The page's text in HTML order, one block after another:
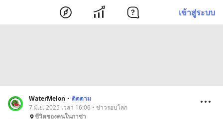
เข้าสู่ระบบ
WaterMelon • ติดตาม
7 มิ.ย. 2025 เวลา 16:06 • ข่าวรอบโลก
ชีวิตของคนในกาซ่า